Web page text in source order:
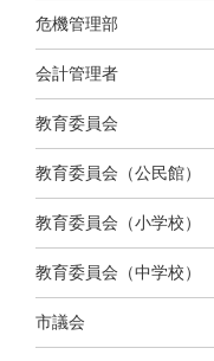
危機管理部
会計管理者
教育委員会
教育委員会（公民館）
教育委員会（小学校）
教育委員会（中学校）
市議会